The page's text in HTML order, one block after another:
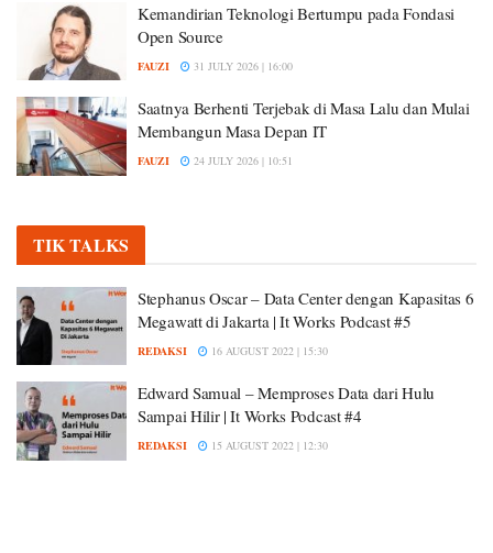
Kemandirian Teknologi Bertumpu pada Fondasi
Open Source
FAUZI 31 JULY 2026 | 16:00
Saatnya Berhenti Terjebak di Masa Lalu dan Mulai
Membangun Masa Depan IT
FAUZI 24 JULY 2026 | 10:51
TIK TALKS
Stephanus Oscar – Data Center dengan Kapasitas 6
Megawatt di Jakarta | It Works Podcast #5
REDAKSI 16 AUGUST 2022 | 15:30
Edward Samual – Memproses Data dari Hulu
Sampai Hilir | It Works Podcast #4
REDAKSI 15 AUGUST 2022 | 12:30